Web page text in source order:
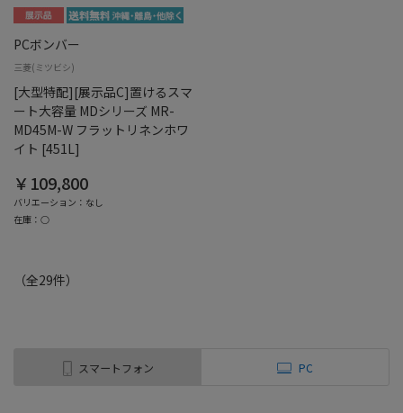
PCボンバー
三菱(ミツビシ)
[大型特配][展示品C]置けるスマ
ート大容量 MDシリーズ MR-
MD45M-W フラットリネンホワ
イト [451L]
￥109,800
バリエーション：なし
在庫：○
（全29件）
スマートフォン PC